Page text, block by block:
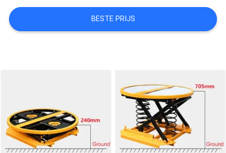
VRAAG
EEN
PRIVACYBELEID
BESTE PRIJS